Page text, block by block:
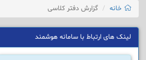
خانه گزارش دفتر کلاسی
لینک های ارتباط با سامانه هوشمند